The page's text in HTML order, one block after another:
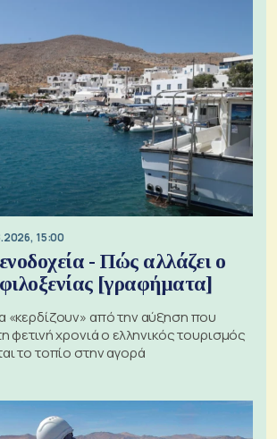
15:00
- Πώς αλλάζει ο
[γραφήματα]
«κερδίζουν» από την αύξηση που
φετινή χρονιά ο ελληνικός τουρισμός
το τοπίο στην αγορά